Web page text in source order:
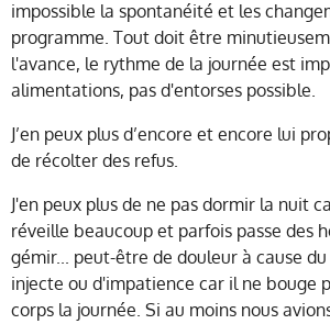
impossible la spontanéité et les
programme. Tout doit être
l'avance, le rythme de la journée est
alimentations, pas d'entorses possible.
J’en peux plus d’encore et encore lui
de récolter des refus.
J'en peux plus de ne pas dormir la nuit
réveille beaucoup et parfois passe des
gémir... peut-être de douleur à cause
injecte ou d'impatience car il ne bouge
corps la journée. Si au moins nous